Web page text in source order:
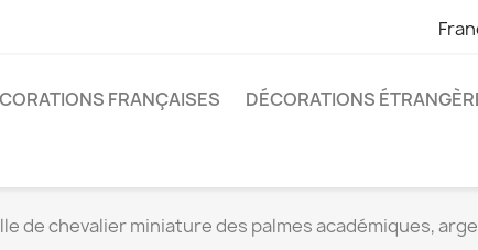
FRANÇAISES DÉCORATIONS
de chevalier miniature des palmes académiques,